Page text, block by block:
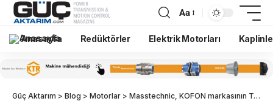
Aa
Anasayfa Redüktörler Elektrik Motorları
Güç Aktarım > Blog > Motorlar > Masstechnic, KOFON markasının Türkiye’deki satışlarına başladı